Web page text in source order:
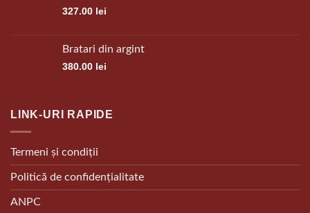
327.00 lei
Bratari din argint
380.00 lei
LINK-URI RAPIDE
Termeni și condiții
Politică de confidențialitate
ANPC